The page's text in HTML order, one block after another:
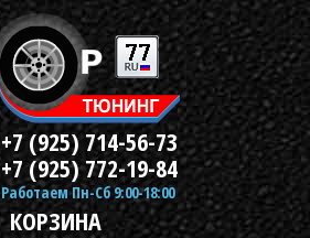
+7 (925) 714-56-73
+7 (925) 772-19-84
Работаем Пн-Сб 9:00-18:00
КОРЗИНА